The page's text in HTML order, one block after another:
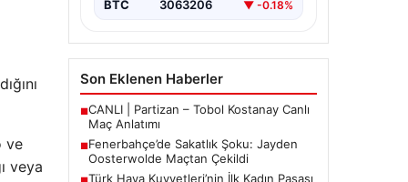
ve
veya
BTC 3063206 ▼ -0.18%
Son Eklenen Haberler
■CANLI | Partizan – Tobol Kostanay Canlı
Maç Anlatımı
■Fenerbahçe’de Sakatlık Şoku: Jayden
Oosterwolde Maçtan Çekildi
Türk Hava Kuvvetleri’nin İlk Kadın Paşası